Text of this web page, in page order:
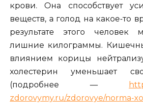
крови. Она способствует
веществ, а голод на какое-то
результате этого человек
лишние килограммы.
влиянием корицы
холестерин уменьшает
(подробнее —
zdorovymy.ru/zdorovye/norma-